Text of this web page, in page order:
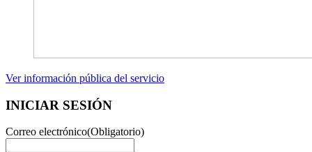
Ver información pública del servicio
INICIAR SESIÓN
Correo electrónico(Obligatorio)